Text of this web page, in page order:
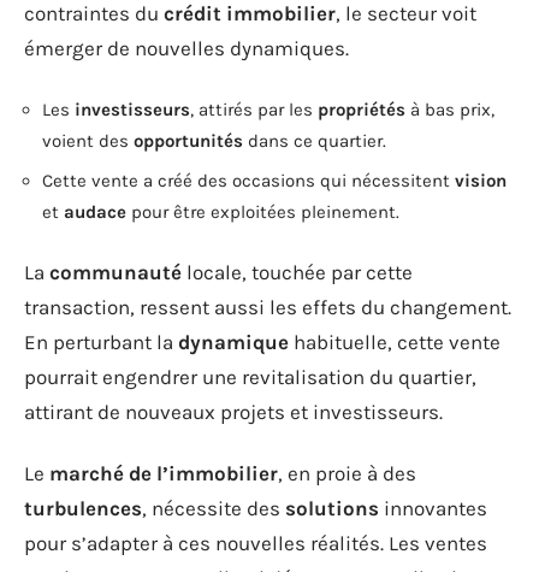
contraintes du crédit immobilier, le secteur voit
émerger de nouvelles dynamiques.
Les investisseurs, attirés par les propriétés à bas prix,
voient des opportunités dans ce quartier.
Cette vente a créé des occasions qui nécessitent vision
et audace pour être exploitées pleinement.
La communauté locale, touchée par cette
transaction, ressent aussi les effets du changement.
En perturbant la dynamique habituelle, cette vente
pourrait engendrer une revitalisation du quartier,
attirant de nouveaux projets et investisseurs.
Le marché de l’immobilier, en proie à des
turbulences, nécessite des solutions innovantes
pour s’adapter à ces nouvelles réalités. Les ventes